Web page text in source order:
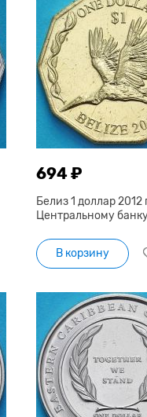
694 ₽
Белиз 1 доллар 2012
Центральному
В корзину